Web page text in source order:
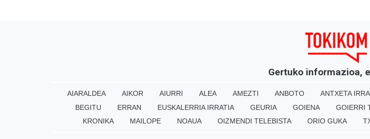
Gertuko informazioa,
AIARALDEA AIKOR AIURRI ALEA AMEZTI ANBOTO ANTXETA
BEGITU
ERRAN EUSKALERRIA IRRATIA GEURIA GOIENA GOIERRI
KRONIKA
MAILOPE NOAUA OIZMENDI TELEBISTA ORIO GUKA